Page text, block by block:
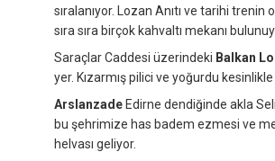
sıralanıyor. Lozan Anıtı ve tarihi trenin
sıra sıra birçok kahvaltı mekanı
Saraçlar Caddesi üzerindeki Balkan
yer. Kızarmış pilici ve yoğurdu kesinlikle
Arslanzade Edirne dendiğinde akla
bu şehrimize has badem ezmesi ve
helvası geliyor.